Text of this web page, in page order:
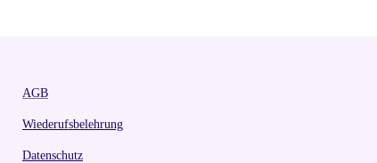
AGB
Wiederufsbelehrung
Datenschutz